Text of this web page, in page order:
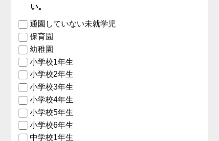
い。
通園していない未就学児
保育園
幼稚園
小学校1年生
小学校2年生
小学校3年生
小学校4年生
小学校5年生
小学校6年生
中学校1年生